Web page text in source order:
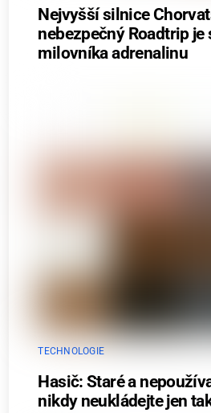
Nejvyšší silnice
nebezpečný Roadtrip je
milovníka adrenalinu
TECHNOLOGIE
Hasič: Staré a
nikdy neukládejte jen